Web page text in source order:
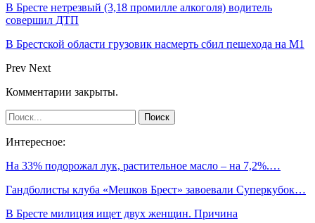
В Бресте нетрезвый (3,18 промилле алкоголя) водитель
совершил ДТП
В Брестской области грузовик насмерть сбил пешехода на М1
Prev Next
Комментарии закрыты.
Интересное:
На 33% подорожал лук, растительное масло – на 7,2%.…
Гандболисты клуба «Мешков Брест» завоевали Суперкубок…
В Бресте милиция ищет двух женщин. Причина